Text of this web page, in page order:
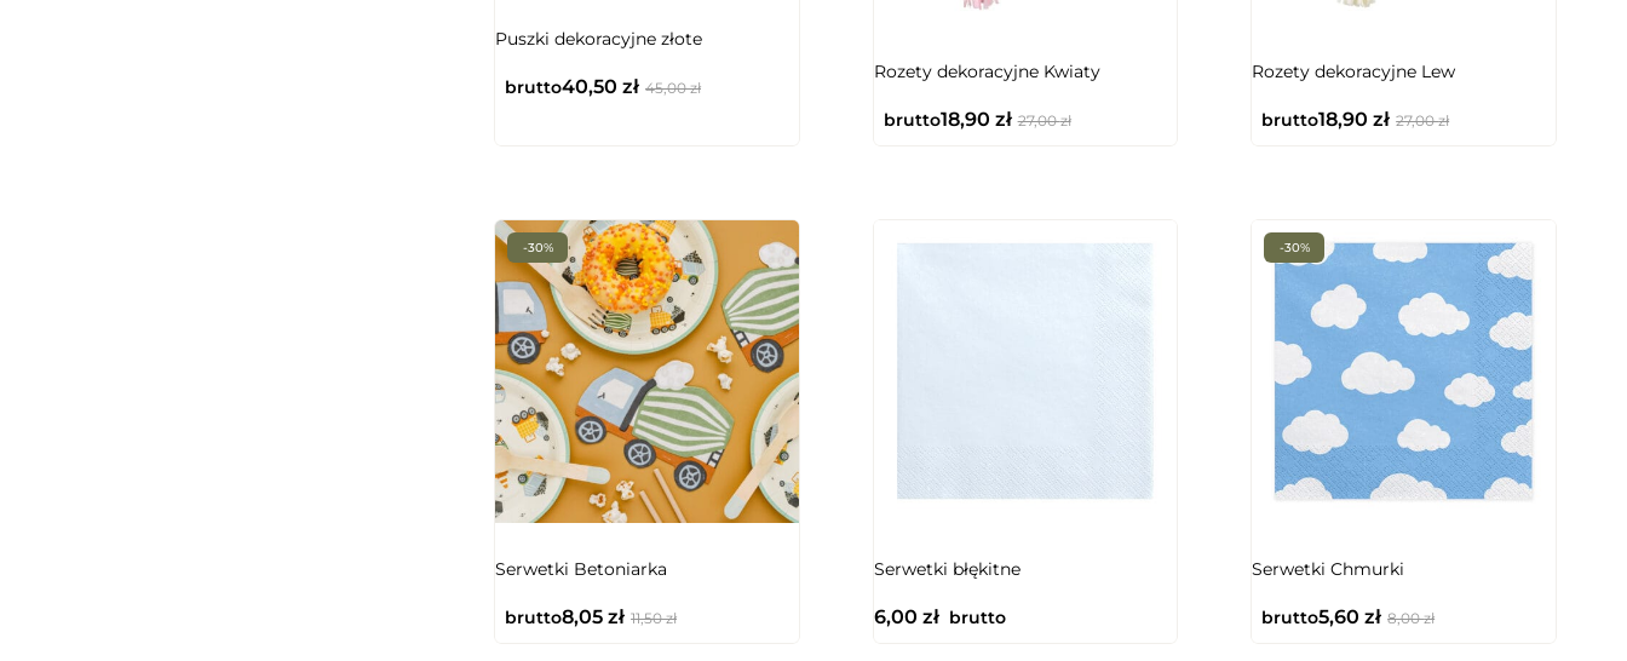
Puszki dekoracyjne złote
45,00zł
40,50 zł
brutto
Rozety dekoracyjne Kwiaty
27,00zł
18,90 zł
brutto
Rozety dekoracyjne Lew
27,00zł
18,90zł
brutto
-30%
Serwetki Betoniarka
11,50zł
8,05 zł
brutto
Serwetki błękitne
6,00 złbrutto
-30%
Serwetki Chmurki
8,00zł
5,60zł
brutto